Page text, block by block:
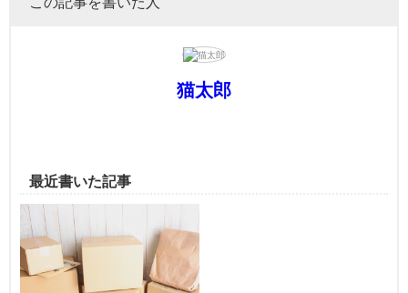
猫太郎
最近書いた記事